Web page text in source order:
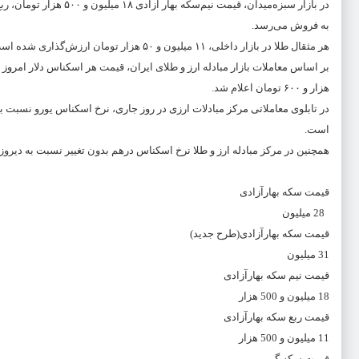
به فروش می‌رسد.
هر مثقال طلا در بازار داخلی، ۱۱ میلیون و ۵۰ هزار تومان ارزش‌گذاری شده است؛ ضمن اینکه قیمت هر اونس طلا در بازارهای جهانی ۱۹۸۳ دلار است.
هزار و ۶۰۰ تومان اعلام شد.
است.
همچنین در مرکز مبادله ارز و طلا نرخ اسکناس درهم بدون تغییر نسبت به دیروز ۱۰ هزار و ۹۴۶ تومان و نرخ حواله درهم نیز ۹ هزار و ۹۶۶ تومان اعلام شده
قیمت سکه بهارآزادی
قیمت سکه بهارآزادی(طرح جدید)
31 میلیون
قیمت نیم سکه بهارآزادی
18 میلیون و 500 هزار
قیمت ربع سکه بهارآزادی
11 میلیون و 500 هزار